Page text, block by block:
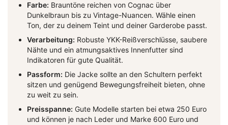
Farbe: Brauntöne reichen von Cognac über
Dunkelbraun bis zu Vintage-Nuancen. Wähle einen
Ton, der zu deinem Teint und deiner Garderobe passt.
Verarbeitung: Robuste YKK-Reißverschlüsse, saubere
Nähte und ein atmungsaktives Innenfutter sind
Indikatoren für gute Qualität.
Passform: Die Jacke sollte an den Schultern perfekt
sitzen und genügend Bewegungsfreiheit bieten, ohne
zu weit zu sein.
Preisspanne: Gute Modelle starten bei etwa 250 Euro
und können je nach Leder und Marke 600 Euro und